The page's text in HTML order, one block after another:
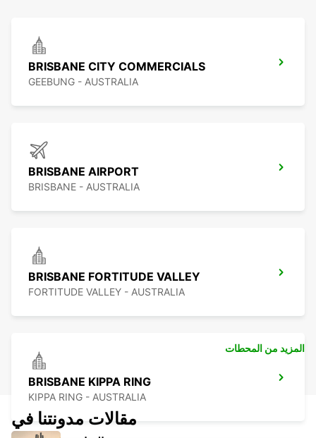
BRISBANE CITY COMMERCIALS
GEEBUNG - AUSTRALIA
BRISBANE AIRPORT
BRISBANE - AUSTRALIA
BRISBANE FORTITUDE VALLEY
FORTITUDE VALLEY - AUSTRALIA
BRISBANE KIPPA RING
KIPPA RING - AUSTRALIA
المزيد من المحطات
مقالات مدونتنا في